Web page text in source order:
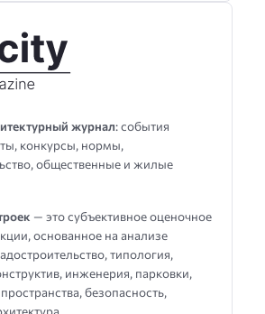
журнал: события
конкурсы, нормы,
общественные и жилые
— это субъективное оценочное
основанное на анализе
типология,
инженерия, парковки,
безопасность,